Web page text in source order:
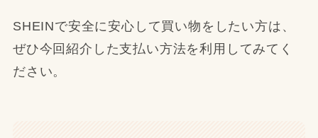
SHEINで安全に安心して買い物をしたい方は、
ぜひ今回紹介した支払い方法を利用してみてく
ださい。